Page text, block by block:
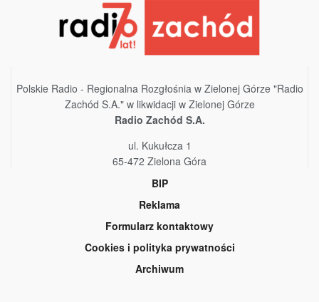
Polskie Radio - Regionalna Rozgłośnia w Zielonej Górze "Radio
Zachód S.A." w likwidacji w Zielonej Górze
Radio Zachód S.A.
ul. Kukułcza 1
65-472 Zielona Góra
BIP
Reklama
Formularz kontaktowy
Cookies i polityka prywatności
Archiwum